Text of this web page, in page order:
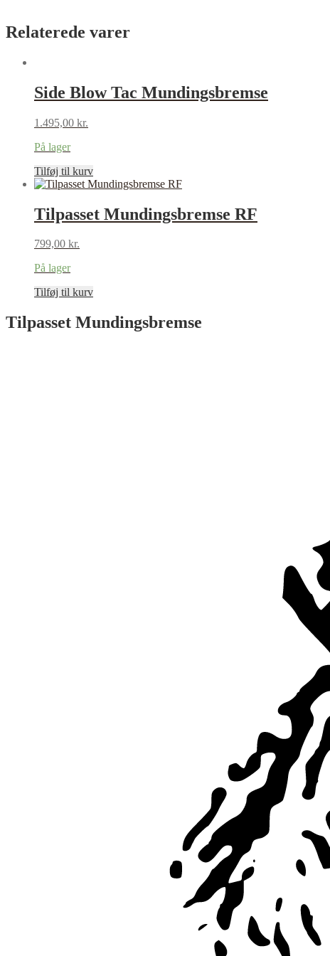
Relaterede varer
Side Blow Tac Mundingsbremse
1.495,00 kr.
På lager
Tilføj til kurv
Tilpasset Mundingsbremse RF
799,00 kr.
På lager
Tilføj til kurv
Tilpasset Mundingsbremse